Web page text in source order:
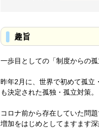
趣旨
一歩目としての「制度からの
昨年2月に、世界で初めて孤立
も決定された孤独・孤立対策。
コロナ前から存在していた問
増加をはじめとしてますます深